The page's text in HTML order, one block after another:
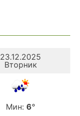
23.12.2025
Вторник
Мин: 6°